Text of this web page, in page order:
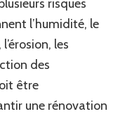
risques
l’humidité, le
les
des
être
une rénovation